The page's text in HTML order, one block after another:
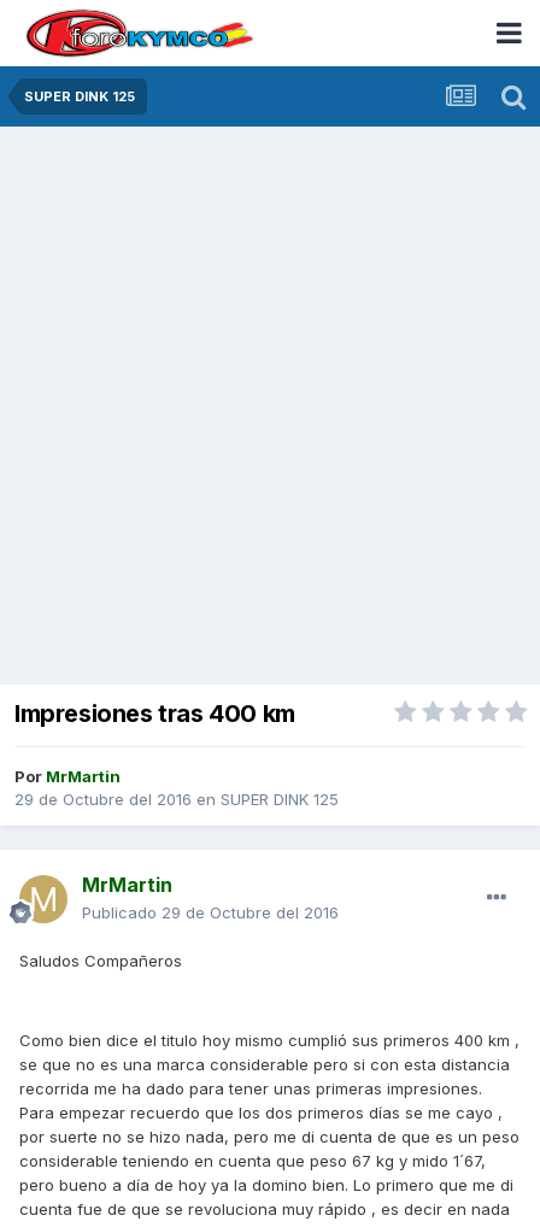
SUPER DINK 125
Impresiones tras 400 km
Por MrMartin
29 de Octubre del 2016 en SUPER DINK 125
MrMartin
Publicado 29 de Octubre del 2016
Saludos Compañeros
Como bien dice el titulo hoy mismo cumplió sus primeros 400 km ,
se que no es una marca considerable pero si con esta distancia
recorrida me ha dado para tener unas primeras impresiones.
Para empezar recuerdo que los dos primeros días se me cayo ,
por suerte no se hizo nada, pero me di cuenta de que es un peso
considerable teniendo en cuenta que peso 67 kg y mido 1´67,
pero bueno a día de hoy ya la domino bien. Lo primero que me di
cuenta fue de que se revoluciona muy rápido , es decir en nada